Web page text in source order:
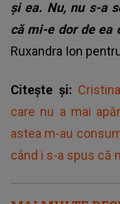
și ea. Nu, nu s-a
că mi-e dor de ea
Ruxandra Ion
Citește și:
care nu a mai
astea m-au
când i s-a spus că